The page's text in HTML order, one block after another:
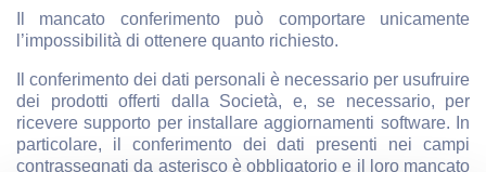
Il mancato conferimento può comportare unicamente
l’impossibilità di ottenere quanto richiesto.
Il conferimento dei dati personali è necessario per usufruire
dei prodotti offerti dalla Società, e, se necessario, per
ricevere supporto per installare aggiornamenti software. In
particolare, il conferimento dei dati presenti nei campi
contrassegnati da asterisco è obbligatorio e il loro mancato